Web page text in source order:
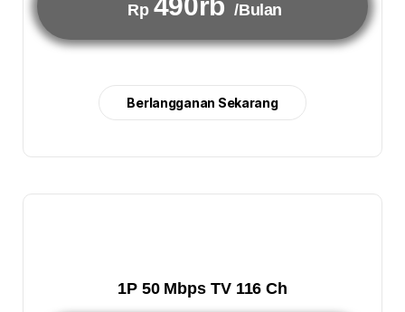
Rp /Bulan
Berlangganan Sekarang
1P 50 Mbps TV 116 Ch